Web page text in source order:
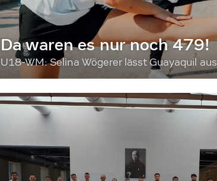
Da waren es nur noch 479!
U18-WM: Selina Wögerer lässt Guayaquil aus